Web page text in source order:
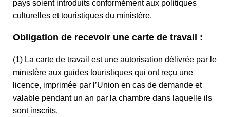
pays soient introduits conformément aux politiques
culturelles et touristiques du ministère.
Obligation de recevoir une carte de travail :
(1) La carte de travail est une autorisation délivrée par le
ministère aux guides touristiques qui ont reçu une
licence, imprimée par l’Union en cas de demande et
valable pendant un an par la chambre dans laquelle ils
sont inscrits.